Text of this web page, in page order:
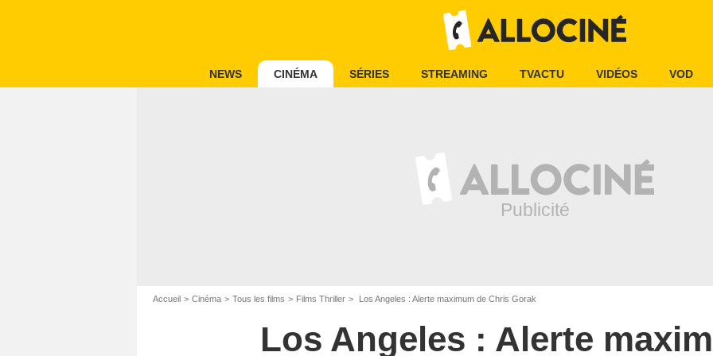
NEWS CINÉMA SÉRIES STREAMING TVACTU VIDÉOS VOD
Accueil Cinéma Tous les films Films Thriller Los Angeles : Alerte maximum de Chris Gorak
Los Angeles : Alerte